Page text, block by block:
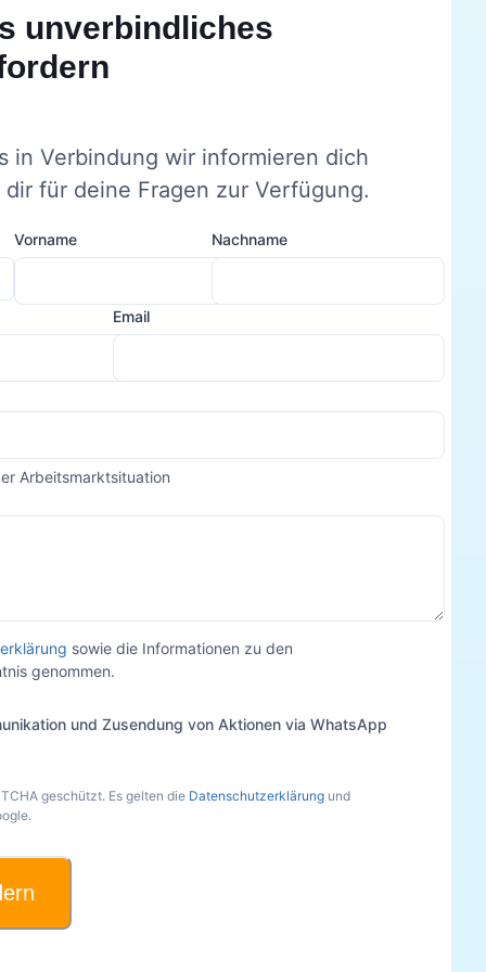
unverbindliches
in Verbindung wir informieren dich
für deine Fragen zur Verfügung.
Vorname Nachname
Email
Arbeitsmarktsituation
sowie die Informationen zu den
genommen.
und Zusendung von Aktionen via WhatsApp
geschützt. Es gelten die Datenschutzerklärung und